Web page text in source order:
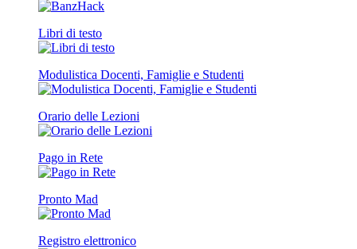
Libri di testo
Modulistica Docenti, Famiglie e Studenti
Orario delle Lezioni
Pago in Rete
Pronto Mad
Registro elettronico